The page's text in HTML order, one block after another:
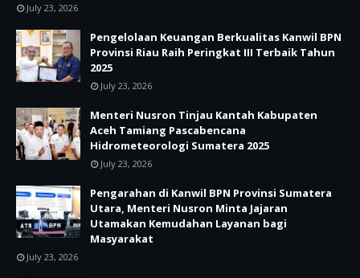
July 23, 2026
Pengelolaan Keuangan Berkualitas Kanwil BPN
Provinsi Riau Raih Peringkat III Terbaik Tahun
2025
July 23, 2026
Menteri Nusron Tinjau Kantah Kabupaten
Aceh Tamiang Pascabencana
Hidrometeorologi Sumatera 2025
July 23, 2026
Pengarahan di Kanwil BPN Provinsi Sumatera
Utara, Menteri Nusron Minta Jajaran
Utamakan Kemudahan Layanan bagi
Masyarakat
July 23, 2026